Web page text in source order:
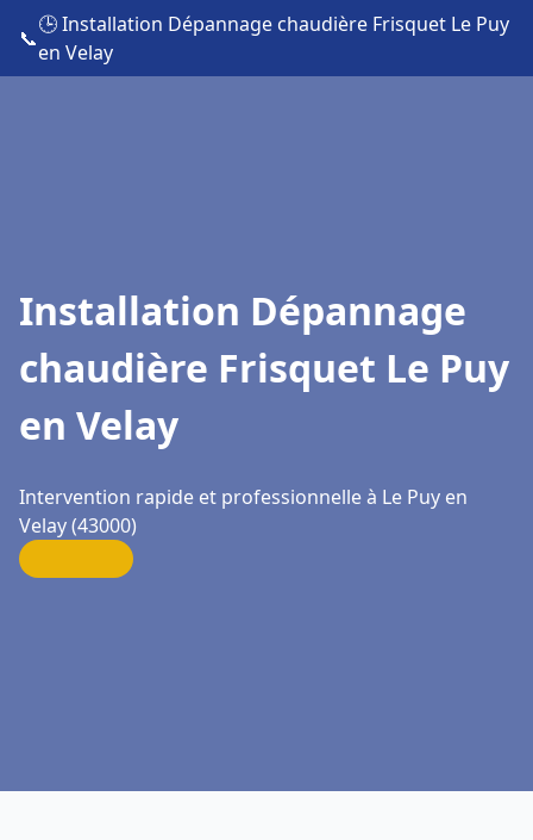
📞
🕒 Installation Dépannage chaudière Frisquet Le Puy
en Velay
Installation Dépannage
chaudière Frisquet Le Puy
en Velay
Intervention rapide et professionnelle à Le Puy en
Velay (43000)